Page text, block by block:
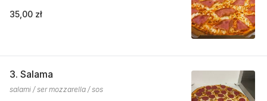
35,00 zł
3. Salama
salami / ser mozzarella / sos